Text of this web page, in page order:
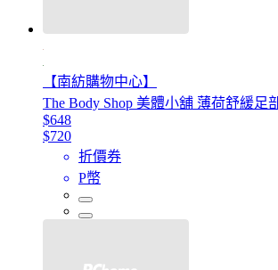
【南紡購物中心】
The Body Shop 美體小舖 薄荷舒緩足
$648
$720
折價券
P幣